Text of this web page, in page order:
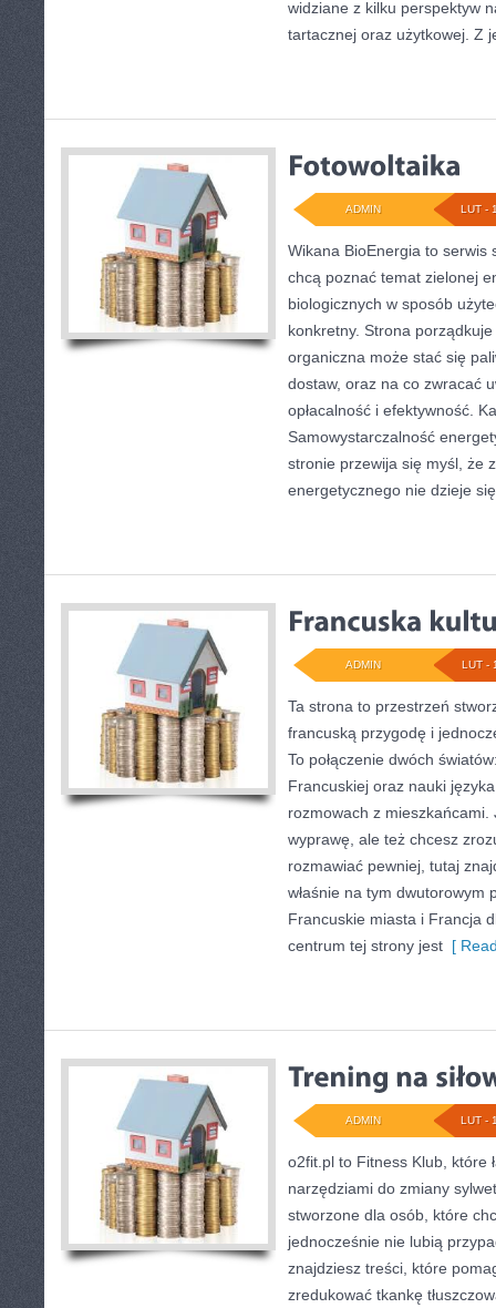
widziane z kilku perspektyw
tartacznej oraz użytkowej. Z
LUT -
ADMIN
Wikana BioEnergia to serwis
chcą poznać temat zielonej
biologicznych w sposób
konkretny. Strona
organiczna może stać się
dostaw, oraz na co zwracać
opłacalność i efektywność.
Samowystarczalność
stronie przewija się myśl, że
energetycznego nie dzieje się
LUT -
ADMIN
Ta strona to przestrzeń
francuską przygodę i
To połączenie dwóch
Francuskiej oraz nauki
rozmowach z
wyprawę, ale też chcesz
rozmawiać pewniej, tutaj
właśnie na tym dwutorowym
Francuskie miasta i Francja
centrum tej strony jest [
LUT -
ADMIN
o2fit.pl to Fitness Klub, które
narzędziami do zmiany
stworzone dla osób, które
jednocześnie nie lubią
znajdziesz treści, które
zredukować tkankę